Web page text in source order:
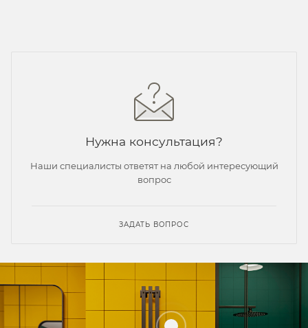
Нужна консультация?
Наши специалисты ответят на любой интересующий
вопрос
ЗАДАТЬ ВОПРОС